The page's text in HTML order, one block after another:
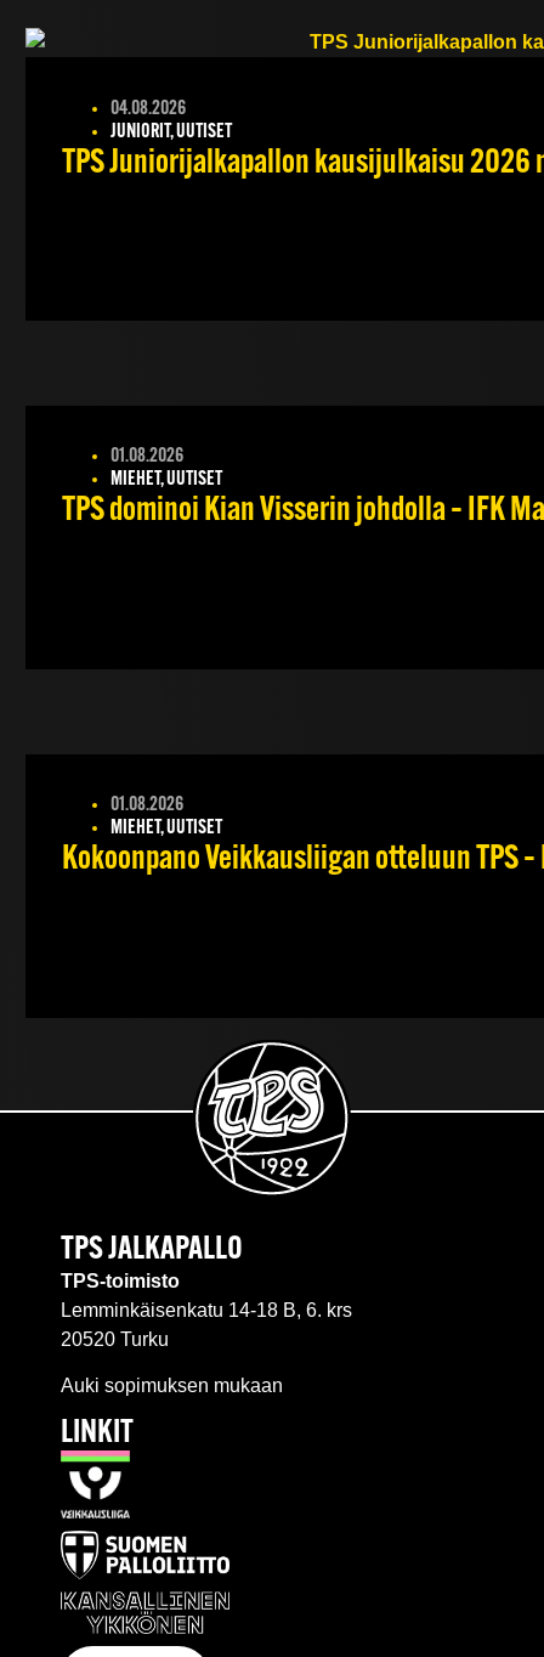
04.08.2026
JUNIORIT, UUTISET
TPS Juniorijalkapallon kausijulkaisu 2026
01.08.2026
MIEHET, UUTISET
TPS dominoi Kian Visserin johdolla – IFK
01.08.2026
MIEHET, UUTISET
Kokoonpano Veikkausliigan otteluun TPS
TPS JALKAPALLO
TPS-toimisto
Lemminkäisenkatu 14-18 B, 6. krs
20520 Turku
Auki sopimuksen mukaan
LINKIT